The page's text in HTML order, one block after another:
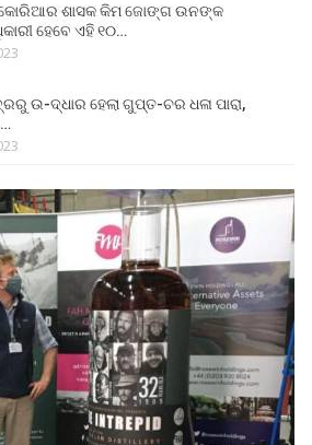
ଶାସକ କିମ ଜୋଙ୍ଗ ଉନଙ୍କ
ହେବେ ଏହି ୧୦…
ଉ-ଦ୍ଧାର ହେଲା ଗୁପ୍ତ-ଚର ଧଳା ପାରା,